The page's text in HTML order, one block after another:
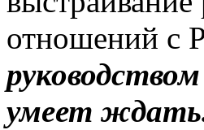
отношений с
умеет